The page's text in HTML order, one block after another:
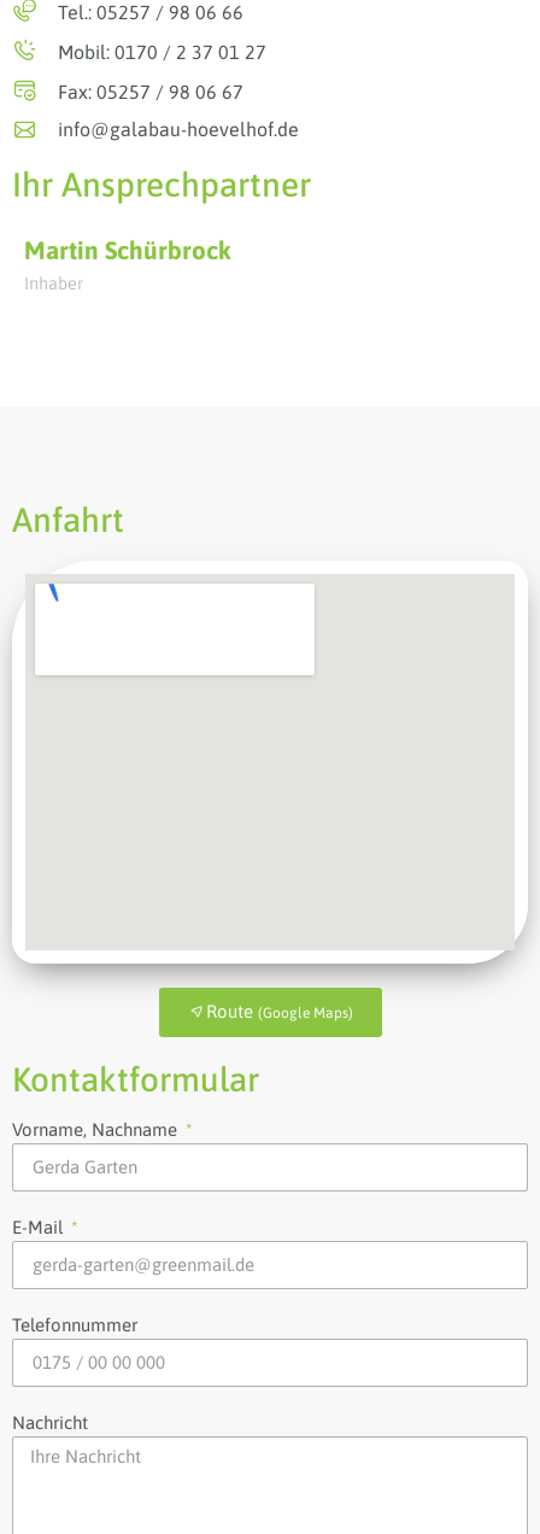
Tel.: 05257 / 98 06 66
Mobil: 0170 / 2 37 01 27
Fax: 05257 / 98 06 67
info@galabau-hoevelhof.de
Ihr Ansprechpartner
Martin Schürbrock
Inhaber
Anfahrt
Route (Google Maps)
Kontaktformular
Vorname, Nachname
E-Mail
Telefonnummer
Nachricht